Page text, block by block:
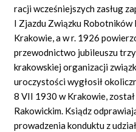
racji wcześniejszych zasług
I Zjazdu Związku
Krakowie, a w r. 1926
przewodnictwo jubileuszu
krakowskiej organizacji
uroczystości wygłosił
8 VII 1930 w Krakowie,
Rakowickim. Ksiądz
prowadzenia konduktu z